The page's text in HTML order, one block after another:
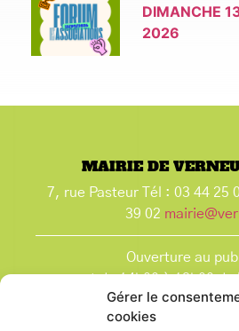
Gérer le
cookies
DIMANCHE
2026
MAIRIE DE
7, rue Pasteur Tél : 03 44 25
39 02
Ouverture au
et de 14h00 à 18h00
et le